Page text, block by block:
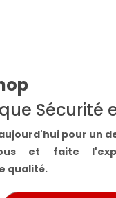
Sécurité
pour un
et faite
qualité.